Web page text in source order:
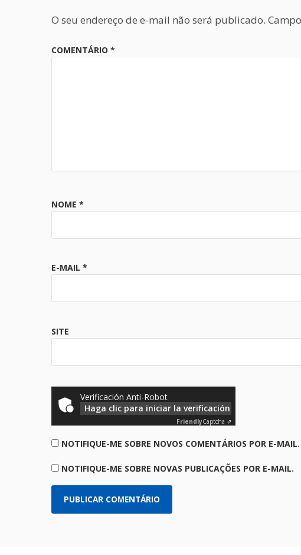
O seu endereço de e-mail não será publicado.
COMENTÁRIO *
NOME *
E-MAIL *
SITE
Verificación Anti-Robot
Haga clic para iniciar la verificación
FriendlyCaptcha ⇗
NOTIFIQUE-ME SOBRE NOVOS COMENTÁRIOS POR E-MAIL.
NOTIFIQUE-ME SOBRE NOVAS PUBLICAÇÕES POR E-MAIL.